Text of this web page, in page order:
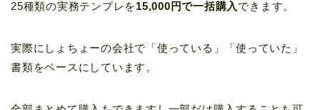
25種類の実務テンプレを15,000円で一括購入 できます。
実際にしょちょーの会社で「使っている」「使っていた」
書類をベースにしています。